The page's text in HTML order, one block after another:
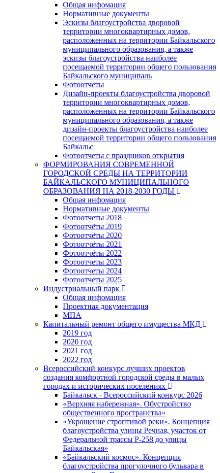
Общая инфомация
Нормативные документы
Эскизы благоустройства дворовой
территории многоквартирных домов,
расположенных на территории Байкальского
муниципального образования, а также
эскизы благоустройства наиболее
посещаемой территории общего пользования
Байкальского муниципаль
Фотоотчеты
Дизайн-проекты благоустройства дворовой
территории многоквартирных домов,
расположенных на территории Байкальского
муниципального образования, а также
дизайн-проекты благоустройства наиболее
посещаемой территории общего пользования
Байкальс
Фотоотчеты с праздников открытия
ФОРМИРОВАНИЯ СОВРЕМЕННОЙ
ГОРОДСКОЙ СРЕДЫ НА ТЕРРИТОРИИ
БАЙКАЛЬСКОГО МУНИЦИПАЛЬНОГО
ОБРАЗОВАНИЯ НА 2018-2030 ГОДЫ
Общая инфомация
Нормативные документы
Фотоотчеты 2018
Фотоотчёты 2019
Фотоотчёты 2020
Фотоотчёты 2021
Фотоотчёты 2022
Фотоотчеты 2023
Фотоотчеты 2024
Фотоотчеты 2025
Индустриальный парк
Общая инфомация
Проектная документация
МПА
Капитальный ремонт общего имущества МКД
2019 год
2020 год
2021 год
2022 год
Всероссийский конкурс лучших проектов
создания комфортной городской среды в малых
городах и исторических поселениях
Байкальск - Всероссийский конкурс 2026
«Верхняя набережная». Обустройство
общественного пространства»
«Укрощение строптивой реки». Концепция
благоустройства улицы Речная, участок от
Федеральной трассы Р-258 до улицы
Байкальская»
«Байкальский космос». Концепция
благоустройства прогулочного бульвара в